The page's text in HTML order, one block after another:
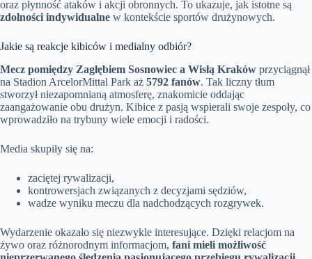
oraz płynność ataków i akcji obronnych. To ukazuje, jak istotne są
zdolności indywidualne w kontekście sportów drużynowych.
Jakie są reakcje kibiców i medialny odbiór?
Mecz pomiędzy Zagłębiem Sosnowiec a Wisłą Kraków przyciągnął
na Stadion ArcelorMittal Park aż 5792 fanów. Tak liczny tłum
stworzył niezapomnianą atmosferę, znakomicie oddając
zaangażowanie obu drużyn. Kibice z pasją wspierali swoje zespoły, co
wprowadziło na trybuny wiele emocji i radości.
Media skupiły się na:
zaciętej rywalizacji,
kontrowersjach związanych z decyzjami sędziów,
wadze wyniku meczu dla nadchodzących rozgrywek.
Wydarzenie okazało się niezwykle interesujące. Dzięki relacjom na
żywo oraz różnorodnym informacjom, fani mieli możliwość